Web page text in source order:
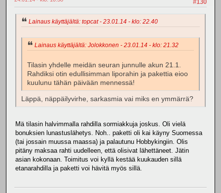
#130
Lainaus käyttäjältä: topcat - 23.01.14 - klo: 22.40
Lainaus käyttäjältä: Jolokkonen - 23.01.14 - klo: 21.32
Tilasin yhdelle meidän seuran junnulle akun 21.1.
Rahdiksi otin edullisimman liporahin ja pakettia eioo
kuulunu tähän päivään mennessä!
Läppä, näppäilyvirhe, sarkasmia vai miks en ymmärrä?
Mä tilasin halvimmalla rahdilla sormiakkuja joskus. Oli vielä
bonuksien lunastuslähetys. Noh.. paketti oli kai käyny Suomessa
(tai jossain muussa maassa) ja palautunu Hobbykingiin. Olis
pitäny maksaa rahti uudelleen, että olisivat lähettäneet. Jätin
asian kokonaan. Toimitus voi kyllä kestää kuukauden sillä
etanarahdilla ja paketti voi hävitä myös sillä.